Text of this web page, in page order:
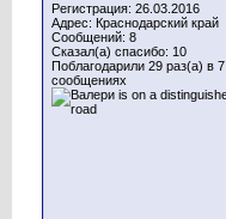
Регистрация: 26.03.2016
Адрес: Краснодарский край
Сообщений: 8
Сказал(а) спасибо: 10
Поблагодарили 29 раз(а) в 7
сообщениях